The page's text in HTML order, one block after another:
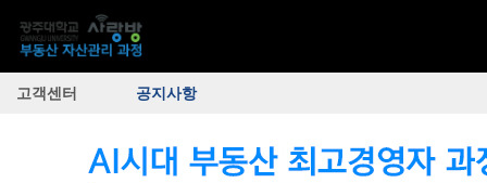
고객센터 공지사항